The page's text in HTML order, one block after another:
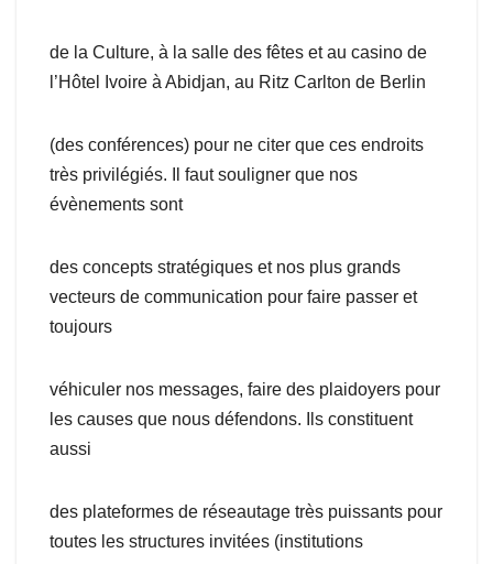
de la Culture, à la salle des fêtes et au casino de
l’Hôtel Ivoire à Abidjan, au Ritz Carlton de Berlin
(des conférences) pour ne citer que ces endroits
très privilégiés. Il faut souligner que nos
évènements sont
des concepts stratégiques et nos plus grands
vecteurs de communication pour faire passer et
toujours
véhiculer nos messages, faire des plaidoyers pour
les causes que nous défendons. Ils constituent
aussi
des plateformes de réseautage très puissants pour
toutes les structures invitées (institutions